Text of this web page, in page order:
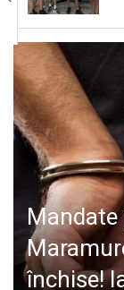
SANATATE
SPORT
SPECIAL
POLITIC
LIFE
Mandate
închise!